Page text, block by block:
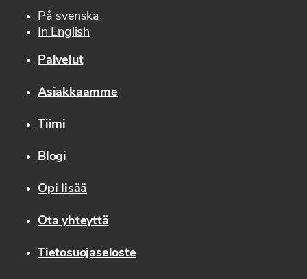
På svenska
In English
Palvelut
Asiakkaamme
Tiimi
Blogi
Opi lisää
Ota yhteyttä
Tietosuojaseloste